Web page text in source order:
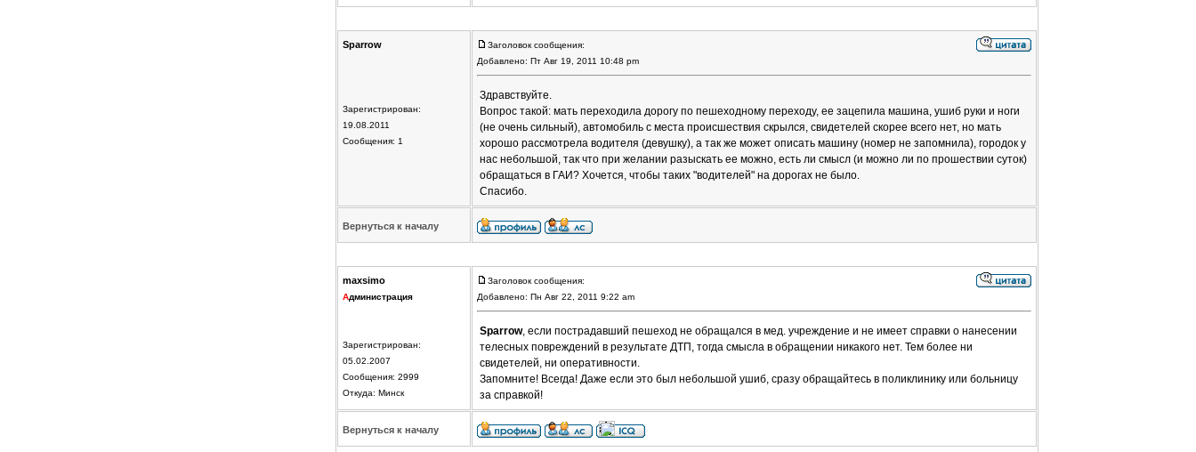
Sparrow
Зарегистрирован:
19.08.2011
Сообщения: 1
Заголовок сообщения:
Добавлено: Пт Авг 19, 2011 10:48 pm
Здравствуйте.
Вопрос такой: мать переходила дорогу по пешеходному переходу, ее зацепила машина, ушиб руки и ноги
(не очень сильный), автомобиль с места происшествия скрылся, свидетелей скорее всего нет, но мать
хорошо рассмотрела водителя (девушку), а так же может описать машину (номер не запомнила), городок у
нас небольшой, так что при желании разыскать ее можно, есть ли смысл (и можно ли по прошествии суток)
обращаться в ГАИ? Хочется, чтобы таких "водителей" на дорогах не было.
Спасибо.
Вернуться к началу
maxsimo
Администрация
Зарегистрирован:
05.02.2007
Сообщения: 2999
Откуда: Минск
Заголовок сообщения:
Добавлено: Пн Авг 22, 2011 9:22 am
Sparrow, если пострадавший пешеход не обращался в мед. учреждение и не имеет справки о нанесении
телесных повреждений в результате ДТП, тогда смысла в обращении никакого нет. Тем более ни
свидетелей, ни оперативности.
Запомните! Всегда! Даже если это был небольшой ушиб, сразу обращайтесь в поликлинику или больницу
за справкой!
Вернуться к началу